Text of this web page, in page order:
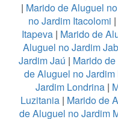
| Marido de Aluguel
no Jardim Itacolomi |
Itapeva | Marido de
Aluguel no Jardim
Jardim Jaú | Marido
de Aluguel no
Jardim Londrina|
Luzitania| Marido de
de Aluguel no Jardim